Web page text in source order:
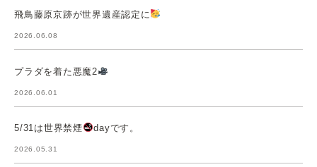
飛鳥藤原京跡が世界遺産認定に
2026.06.08
プラダを着た悪魔2
2026.06.01
5/31は世界禁煙 dayです。
2026.05.31